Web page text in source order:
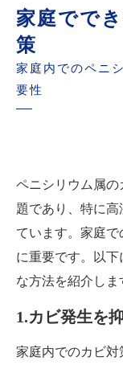
家庭でで
策
家庭内でのペニ
要性
ペニシリウム属の
題であり、特に
ています。家庭
に重要です。以
な方法を紹介しま
1.カビ発生を
家庭内でのカビ